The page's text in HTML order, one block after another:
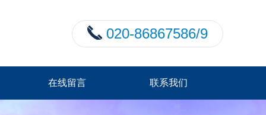
020-86867586/9
在线留言 联系我们